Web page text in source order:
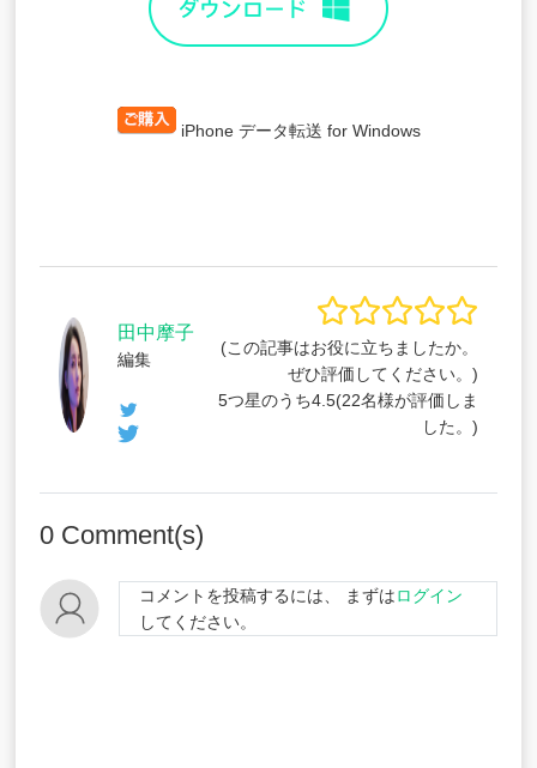
iPhone データ転送 for Windows
田中摩子
編集
(この記事はお役に立ちましたか。
ぜひ評価してください。)
5つ星のうち4.5(22名様が評価しま
した。)
0 Comment(s)
コメントを投稿するには、 まずはログイン
してください。